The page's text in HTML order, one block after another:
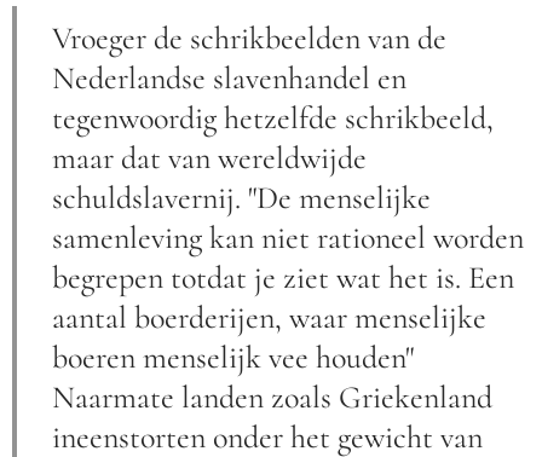
Vroeger de schrikbeelden van de
Nederlandse slavenhandel en
tegenwoordig hetzelfde schrikbeeld,
maar dat van wereldwijde
schuldslavernij. "De menselijke
samenleving kan niet rationeel worden
begrepen totdat je ziet wat het is. Een
aantal boerderijen, waar menselijke
boeren menselijk vee houden"
Naarmate landen zoals Griekenland
ineenstorten onder het gewicht van